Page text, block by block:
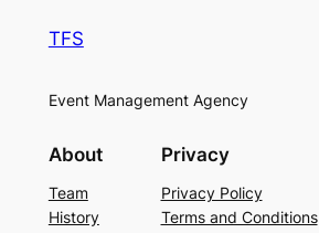
TFS
Event Management Agency
About
Team
History
Privacy
Privacy Policy
Terms and Conditions